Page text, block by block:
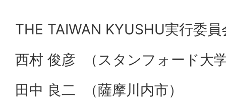
THE TAIWAN KYUSHU実行委員
西村 俊彦 （スタンフォード大
田中 良二 （薩摩川内市）